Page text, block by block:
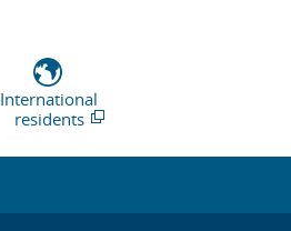
International
residents